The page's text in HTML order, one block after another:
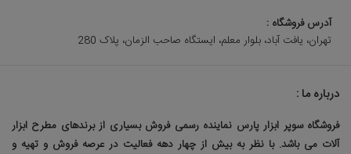
آدرس فروشگاه :
تهران، یافت آباد، بلوار معلم، ایستگاه صاحب الزمان، پلاک 280
درباره ما :
فروشگاه سوپر ابزار پارس نماینده رسمی فروش بسیاری از برندهای مطرح ابزار
آلات می باشد. با نظر به بیش از چهار دهه فعالیت در عرصه فروش و تهیه و